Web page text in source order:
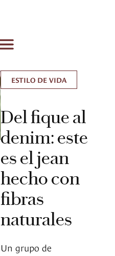
ESTILO DE VIDA
Del fique al
denim: este
es el jean
hecho con
fibras
naturales
Un grupo de